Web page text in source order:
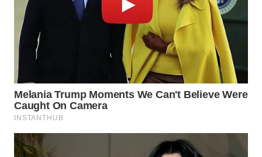
CIANJUR
SERIBU
WN
TANGERANG